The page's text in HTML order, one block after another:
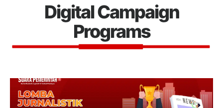
Digital Campaign
Programs